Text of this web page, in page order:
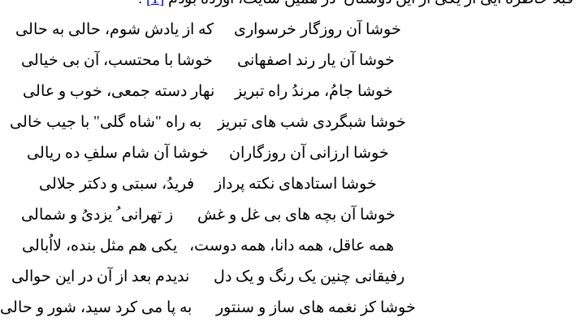
خوشا آن روزگار خرسواری که از یادش شوم، حالی به حالی
خوشا آن یار رند اصفهانی خوشا با محتسب، آن بی خیالی
خوشا جامُ، مرندُ راه تبریز نهار دسته جمعی، خوب و عالی
خوشا شبگردی شب های تبریز به راه "شاه گلی" با جیب خالی
خوشا ارزانی آن روزگاران خوشا آن شام سلفِ ده ریالی
خوشا استادهای نکته پرداز فریدُ، سبتی و دکتر جلالی
خوشا آن بچه های بی غل و غش ز تهرانی ُ یزدیُ و شمالی
همه عاقل، همه دانا، همه دوست، یکی هم مثل بنده، لااُبالی
رفیقانی چنین یک رنگ و یک دل ندیدم بعد از آن در این حوالی
خوشا کز نغمه های ساز و سنتور به پا می کرد سید، شور و حالی